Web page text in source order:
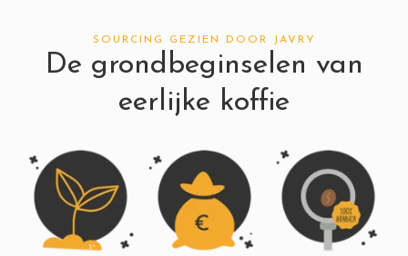
SOURCING GEZIEN DOOR JAVRY
De grondbeginselen van
eerlijke koffie